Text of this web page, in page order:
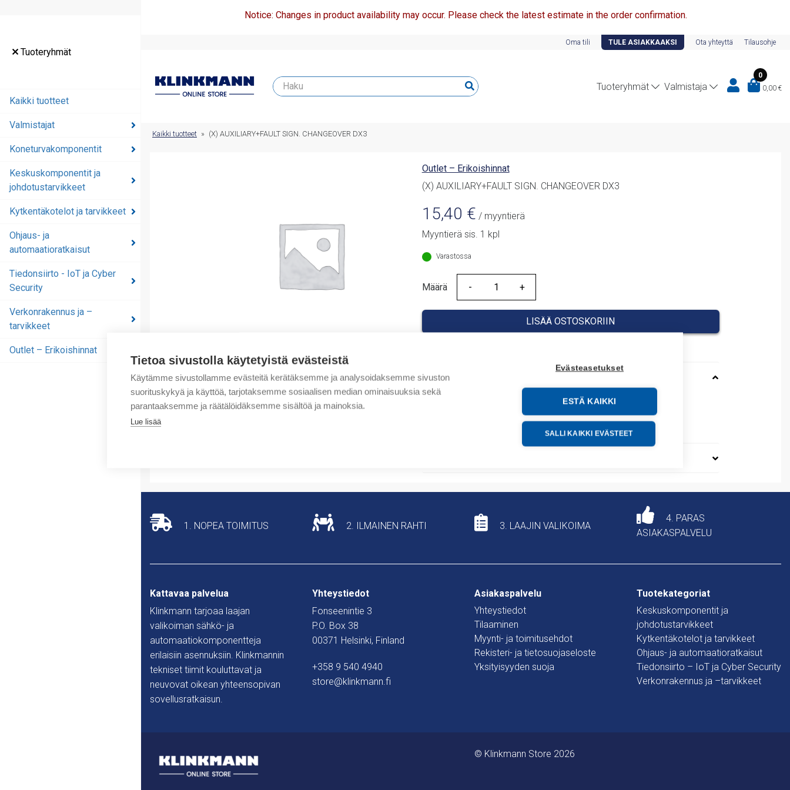
Tietoa sivustolla käytetyistä evästeistä
Käytämme sivustollamme evästeitä kerätäksemme ja analysoidaksemme sivuston
suorituskykyä ja käyttöä, tarjotaksemme sosiaalisen median ominaisuuksia sekä
parantaaksemme ja räätälöidäksemme sisältöä ja mainoksia.
Lue lisää
Evästeasetukset
ESTÄ KAIKKI
SALLI KAIKKI EVÄSTEET
Tuoteryhmät
Kaikki tuotteet
Valmistajat
Koneturvakomponentit
Keskuskomponentit ja
johdotustarvikkeet
Kytkentäkotelot ja tarvikkeet
Ohjaus- ja
automaatioratkaisut
Tiedonsiirto - IoT ja Cyber
Security
Verkonrakennus ja –
tarvikkeet
Outlet – Erikoishinnat
Notice: Changes in product availability may occur. Please check the latest estimate in the order confirmation.
Oma tili TULE ASIAKKAAKSI Ota yhteyttä Tilausohje
Tuoteryhmät Valmistaja
0
0,00 €
Outlet – Erikoishinnat
Kaikki tuotteet » (X) AUXILIARY+FAULT SIGN. CHANGEOVER DX3
Outlet – Erikoishinnat
(X) AUXILIARY+FAULT SIGN. CHANGEOVER DX3
15,40 € / myyntierä
Myyntierä sis. 1 kpl
Varastossa
Määrä
Määrä
LISÄÄ OSTOSKORIIN
Tuotekoodit
Tuotteen tullikoodi: 85389099
1. NOPEA TOIMITUS 2. ILMAINEN RAHTI 3. LAAJIN VALIKOIMA
4. PARAS
ASIAKASPALVELU
Kattavaa palvelua
Klinkmann tarjoaa laajan
valikoiman sähkö- ja
automaatiokomponentteja
erilaisiin asennuksiin. Klinkmannin
tekniset tiimit kouluttavat ja
neuvovat oikean yhteensopivan
sovellusratkaisun.
Yhteystiedot
Fonseenintie 3
P.O. Box 38
00371 Helsinki, Finland
+358 9 540 4940
store@klinkmann.fi
Asiakaspalvelu
Yhteystiedot
Tilaaminen
Myynti- ja toimitusehdot
Rekisteri- ja tietosuojaseloste
Yksityisyyden suoja
Tuotekategoriat
Keskuskomponentit ja
johdotustarvikkeet
Kytkentäkotelot ja tarvikkeet
Ohjaus- ja automaatioratkaisut
Tiedonsiirto – IoT ja Cyber Security
Verkonrakennus ja –tarvikkeet
© Klinkmann Store 2026